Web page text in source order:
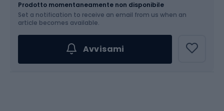
Prodotto momentaneamente non disponibile
Set a notification to receive an email from us when an
article becomes available.
Avvisami